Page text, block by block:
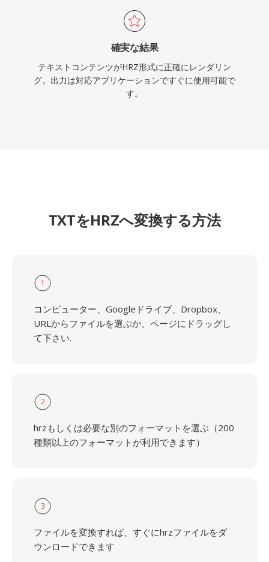
確実な結果
テキストコンテンツがHRZ形式に正確にレンダリン
グ。出力は対応アプリケーションですぐに使用可能で
す。
TXTをHRZへ変換する方法
1
コンピューター、Googleドライブ、Dropbox、
URLからファイルを選ぶか、ページにドラッグし
て下さい.
2
hrzもしくは必要な別のフォーマットを選ぶ（200
種類以上のフォーマットが利用できます）
3
ファイルを変換すれば、すぐにhrzファイルをダ
ウンロードできます